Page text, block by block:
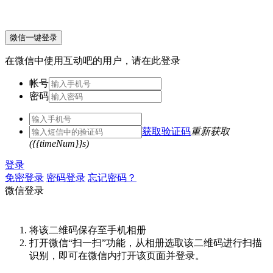
微信一键登录
在微信中使用互动吧的用户，请在此登录
帐号
密码
获取验证码重新获取
({{timeNum}}s)
登录
免密登录 密码登录 忘记密码？
微信登录
将该二维码保存至手机相册
打开微信“扫一扫”功能，从相册选取该二维码进行扫描
识别，即可在微信内打开该页面并登录。